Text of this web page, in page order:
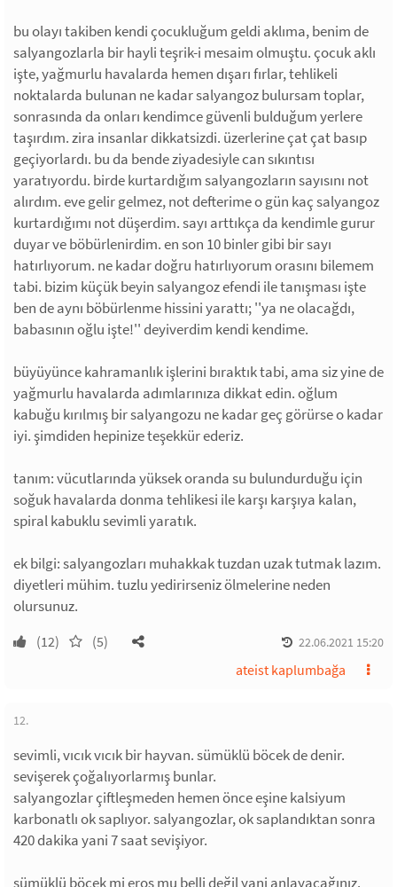
bu olayı takiben kendi çocukluğum geldi aklıma, benim de
salyangozlarla bir hayli teşrik-i mesaim olmuştu. çocuk aklı
işte, yağmurlu havalarda hemen dışarı fırlar, tehlikeli
noktalarda bulunan ne kadar salyangoz bulursam toplar,
sonrasında da onları kendimce güvenli bulduğum yerlere
taşırdım. zira insanlar dikkatsizdi. üzerlerine çat çat basıp
geçiyorlardı. bu da bende ziyadesiyle can sıkıntısı
yaratıyordu. birde kurtardığım salyangozların sayısını not
alırdım. eve gelir gelmez, not defterime o gün kaç salyangoz
kurtardığımı not düşerdim. sayı arttıkça da kendimle gurur
duyar ve böbürlenirdim. en son 10 binler gibi bir sayı
hatırlıyorum. ne kadar doğru hatırlıyorum orasını bilemem
tabi. bizim küçük beyin salyangoz efendi ile tanışması işte
ben de aynı böbürlenme hissini yarattı; ''ya ne olacağdı,
babasının oğlu işte!'' deyiverdim kendi kendime.
büyüyünce kahramanlık işlerini bıraktık tabi, ama siz yine de
yağmurlu havalarda adımlarınıza dikkat edin. oğlum
kabuğu kırılmış bir salyangozu ne kadar geç görürse o kadar
iyi. şimdiden hepinize teşekkür ederiz.
tanım: vücutlarında yüksek oranda su bulundurduğu için
soğuk havalarda donma tehlikesi ile karşı karşıya kalan,
spiral kabuklu sevimli yaratık.
ek bilgi: salyangozları muhakkak tuzdan uzak tutmak lazım.
diyetleri mühim. tuzlu yedirirseniz ölmelerine neden
olursunuz.
(12) (5) 22.06.2021 15:20
ateist kaplumbağa
12.
sevimli, vıcık vıcık bir hayvan. sümüklü böcek de denir.
sevişerek çoğalıyorlarmış bunlar.
salyangozlar çiftleşmeden hemen önce eşine kalsiyum
karbonatlı ok saplıyor. salyangozlar, ok saplandıktan sonra
420 dakika yani 7 saat sevişiyor.
sümüklü böcek mi eros mu belli değil yani anlayacağınız.